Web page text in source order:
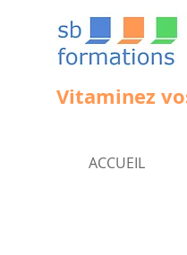
Vitaminez
ACCUEIL